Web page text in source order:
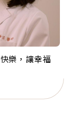
樂，讓幸福
「台灣是我
蛋黃哥小
才開始真
長羽球選
琴還登上小